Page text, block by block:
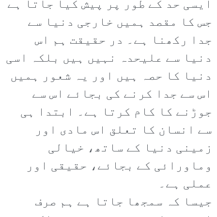
ایسی حد کے طور پر پیش کیا جاتا ہے
جس کا مقصد ہمیں خارجی دنیا سے
جدا رکھنا ہے۔ در حقیقت ہم اس
دنیا سے علیحدہ نہیں ہیں بلکہ اسی
دنیا کا حصہ ہیں اور یہ شعور ہمیں
اس سے جدا کرنے کی بجائے اس سے
جوڑنے کا کام کرتا ہے۔ ابتدا ہی
سے انسان کا تعلق اس مادی اور
زمینی دنیا کے ساتھ، خیالی
وماورائی کے بجائے، حقیقی اور
عملی ہے۔
جیسا کہ سمجھا جاتا ہے ہم صرف